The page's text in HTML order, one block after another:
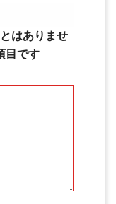
はありませ
目です